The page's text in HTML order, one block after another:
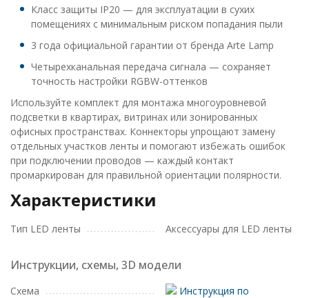
Класс защиты IP20 — для эксплуатации в сухих
помещениях с минимальным риском попадания пыли
3 года официальной гарантии от бренда Arte Lamp
Четырехканальная передача сигнала — сохраняет
точность настройки RGBW-оттенков
Используйте комплект для монтажа многоуровневой
подсветки в квартирах, витринах или зонированных
офисных пространствах. Коннекторы упрощают замену
отдельных участков ленты и помогают избежать ошибок
при подключении проводов — каждый контакт
промаркирован для правильной ориентации полярности.
Характеристики
Тип LED ленты Аксессуары для LED ленты
Инструкции, схемы, 3D модели
Схема
Инструкция по